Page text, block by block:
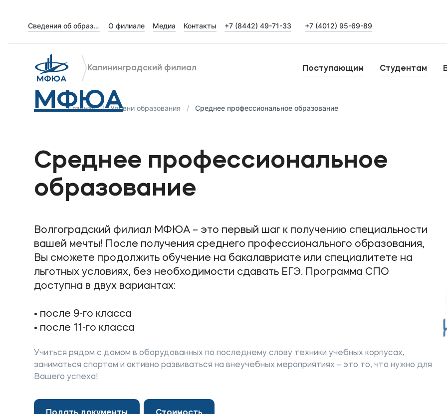
Сведения об образовательной организации О филиале Медиа Контакты +7 (8442) 49-71-33 +7 (4012) 95-69-89
МФЮА
Калининградский филиал Поступающим Студентам
Лицензии и документы
Сведения об образовательной организации
Абитуриенту
Абитуриентам
Высшее образование
Приемная комиссия
+7 (495) 221-10-01
+7 (800) 200-80-66
Полезное Мы в соцсетях
Главная Уровни образования Среднее профессиональное образование
Среднее профессиональное
образование
Волгоградский филиал МФЮА – это первый шаг к получению специальности
вашей мечты! После получения среднего профессионального образования,
Вы сможете продолжить обучение на бакалавриате или специалитете на
льготных условиях, без необходимости сдавать ЕГЭ. Программа СПО
доступна в двух вариантах:
• после 9-го класса
• после 11-го класса
Учиться рядом с домом в оборудованных по последнему слову техники учебных корпусах,
заниматься спортом и активно развиваться на внеучебных мероприятиях – это то, что нужно для
Вашего успеха!